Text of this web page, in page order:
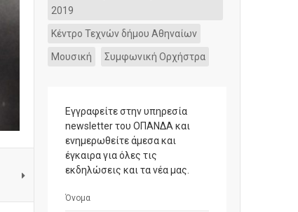
2019
Κέντρο Τεχνών δήμου Αθηναίων
Μουσική Συμφωνική Ορχήστρα
Εγγραφείτε στην υπηρεσία
newsletter του ΟΠΑΝΔΑ και
ενημερωθείτε άμεσα και
έγκαιρα για όλες τις
εκδηλώσεις και τα νέα μας.